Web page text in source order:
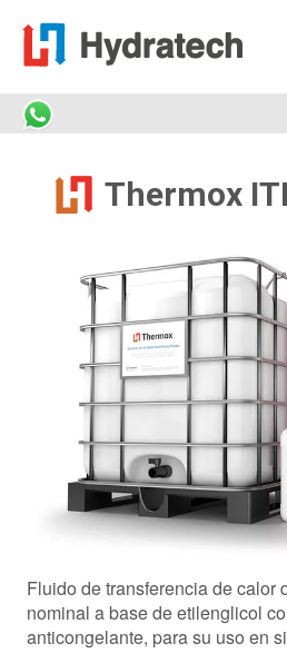
Thermox
Fluido de transferencia de calor
nominal a base de etilenglicol
anticongelante, para su uso en